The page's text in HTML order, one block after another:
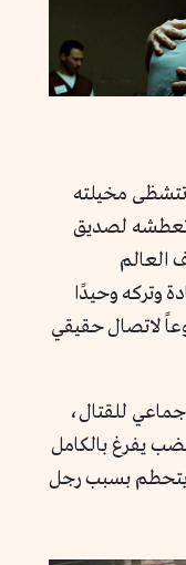
مخيلته
لصديق
العالم
وتركه وحيدًا
لاتصال حقيقي
للقتال،
يفرغ بالكامل
يتحطم بسبب رجل